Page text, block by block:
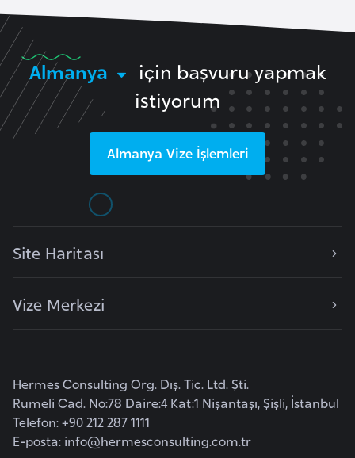
Almanya
için başvuru yapmak
istiyorum
Almanya Vize İşlemleri
Site Haritası
Vize Merkezi
Hermes Consulting Org. Dış. Tic. Ltd. Şti.
Rumeli Cad. No:78 Daire:4 Kat:1 Nişantaşı, Şişli, İstanbul
Telefon: +90 212 287 1111
E-posta: info@hermesconsulting.com.tr
B
i
s
s
e
G
a
d
a